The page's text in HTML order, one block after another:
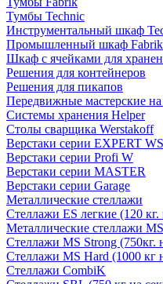
Тумбы Technic
Инструментальный шкаф
Промышленный шкаф Fabrik
Шкаф с ячейками для
Решения для контейнеров
Решения для пикапов
Передвижные мастерские на
Системы хранения Helper
Столы сварщика Werstakoff
Верстаки серии EXPERT WS
Верстаки серии Profi W
Верстаки серии MASTER
Верстаки серии Garage
Металлические стеллажи
Стеллажи ES легкие (120
Металлические стеллажи
Стеллажи MS Strong (750кг.
Стеллажи MS Hard (1000 кг
Стеллажи CombiK